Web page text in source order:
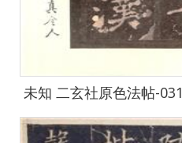
未知 二玄社原色法帖-031